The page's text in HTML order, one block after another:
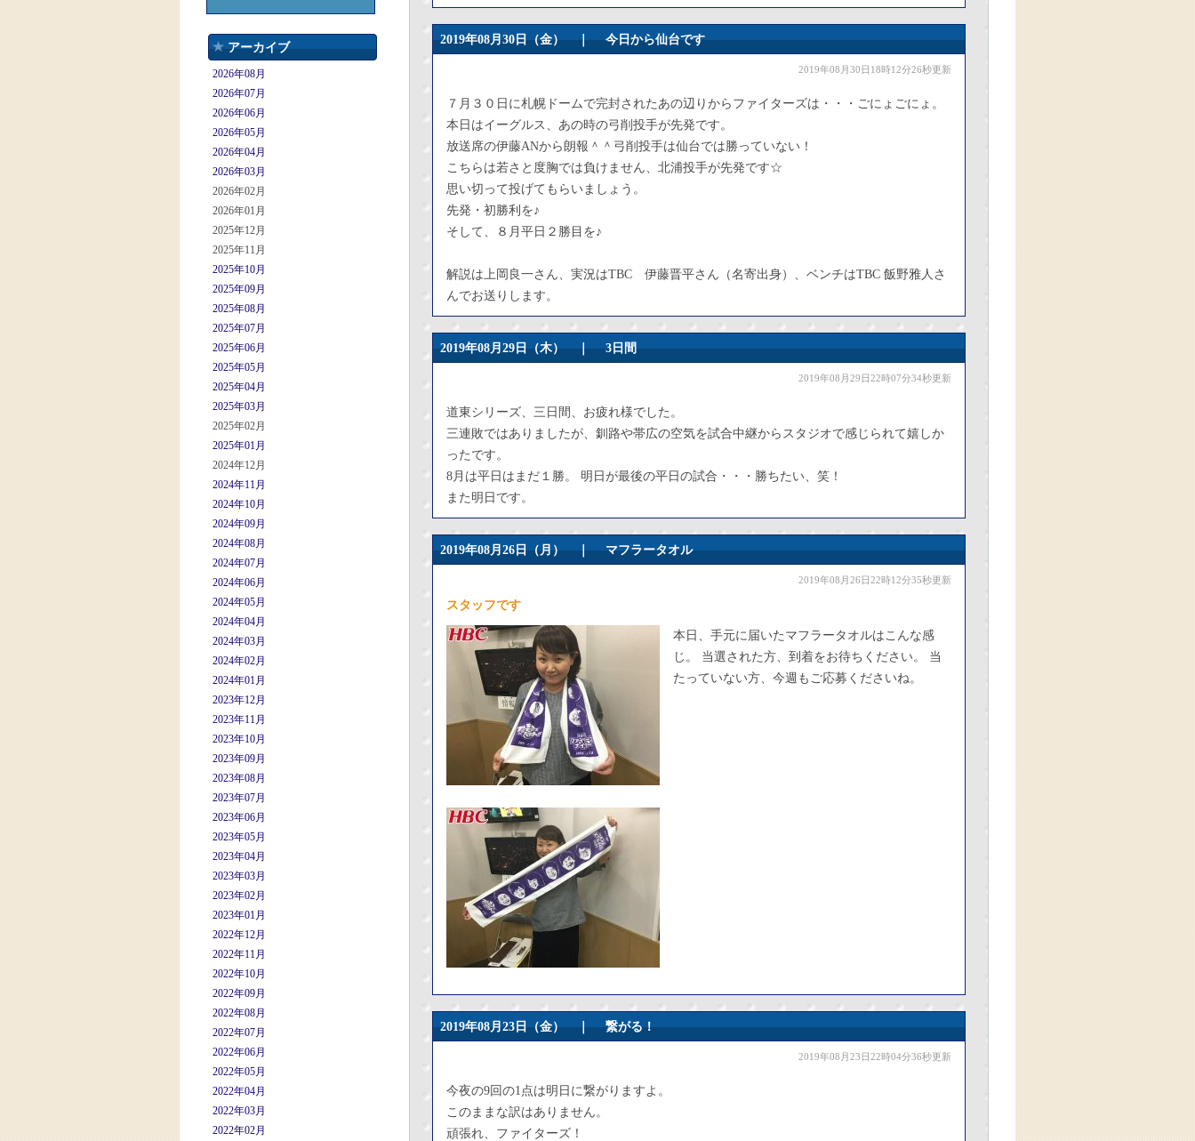
アーカイブ
2026年08月
2026年07月
2026年06月
2026年05月
2026年04月
2026年03月
2026年02月
2026年01月
2025年12月
2025年11月
2025年10月
2025年09月
2025年08月
2025年07月
2025年06月
2025年05月
2025年04月
2025年03月
2025年02月
2025年01月
2024年12月
2024年11月
2024年10月
2024年09月
2024年08月
2024年07月
2024年06月
2024年05月
2024年04月
2024年03月
2024年02月
2024年01月
2023年12月
2023年11月
2023年10月
2023年09月
2023年08月
2023年07月
2023年06月
2023年05月
2023年04月
2023年03月
2023年02月
2023年01月
2022年12月
2022年11月
2022年10月
2022年09月
2022年08月
2022年07月
2022年06月
2022年05月
2022年04月
2022年03月
2022年02月
2019年08月30日（金） ｜今日から仙台です
2019年08月30日18時12分26秒更新
７月３０日に札幌ドームで完封されたあの辺りからファイターズは・・・ごにょごにょ。
本日はイーグルス、あの時の弓削投手が先発です。
放送席の伊藤ANから朗報＾＾弓削投手は仙台では勝っていない！
こちらは若さと度胸では負けません、北浦投手が先発です☆
思い切って投げてもらいましょう。
先発・初勝利を♪
そして、８月平日２勝目を♪
解説は上岡良一さん、実況はTBC 伊藤晋平さん（名寄出身）、ベンチはTBC 飯野雅人さ
んでお送りします。
2019年08月29日（木） ｜3日間
2019年08月29日22時07分34秒更新
道東シリーズ、三日間、お疲れ様でした。
三連敗ではありましたが、釧路や帯広の空気を試合中継からスタジオで感じられて嬉しか
ったです。
8月は平日はまだ１勝。 明日が最後の平日の試合・・・勝ちたい、笑！
また明日です。
2019年08月26日（月） ｜マフラータオル
2019年08月26日22時12分35秒更新
スタッフです
本日、手元に届いたマフラータオルはこんな感
じ。 当選された方、到着をお待ちください。 当
たっていない方、今週もご応募くださいね。
2019年08月23日（金） ｜繋がる！
2019年08月23日22時04分36秒更新
今夜の9回の1点は明日に繋がりますよ。
このままな訳はありません。
頑張れ、ファイターズ！